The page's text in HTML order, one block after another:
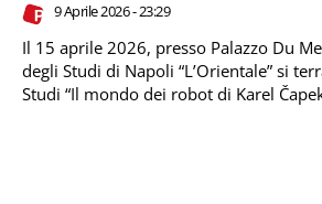
9 Aprile 2026 - 23:29
Il 15 aprile 2026, presso Palazzo Du
degli Studi di Napoli “L’Orientale” si
Studi “Il mondo dei robot di Karel